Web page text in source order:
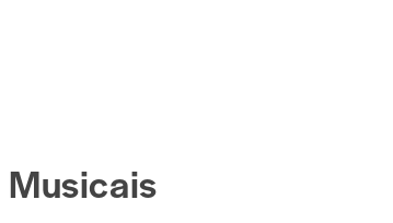
Musicais